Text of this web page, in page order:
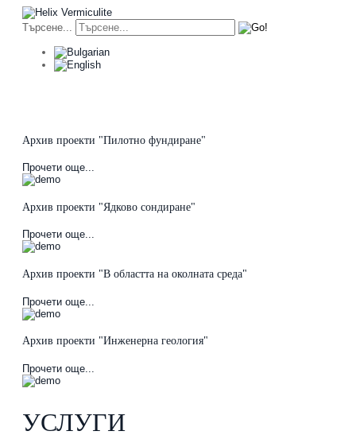
Търсене...
Архив проекти "Пилотно фундиране"
Прочети още...
Архив проекти "Ядково сондиране"
Прочети още...
Архив проекти "В областта на околната среда"
Прочети още...
Архив проекти "Инженерна геология"
Прочети още...
УСЛУГИ